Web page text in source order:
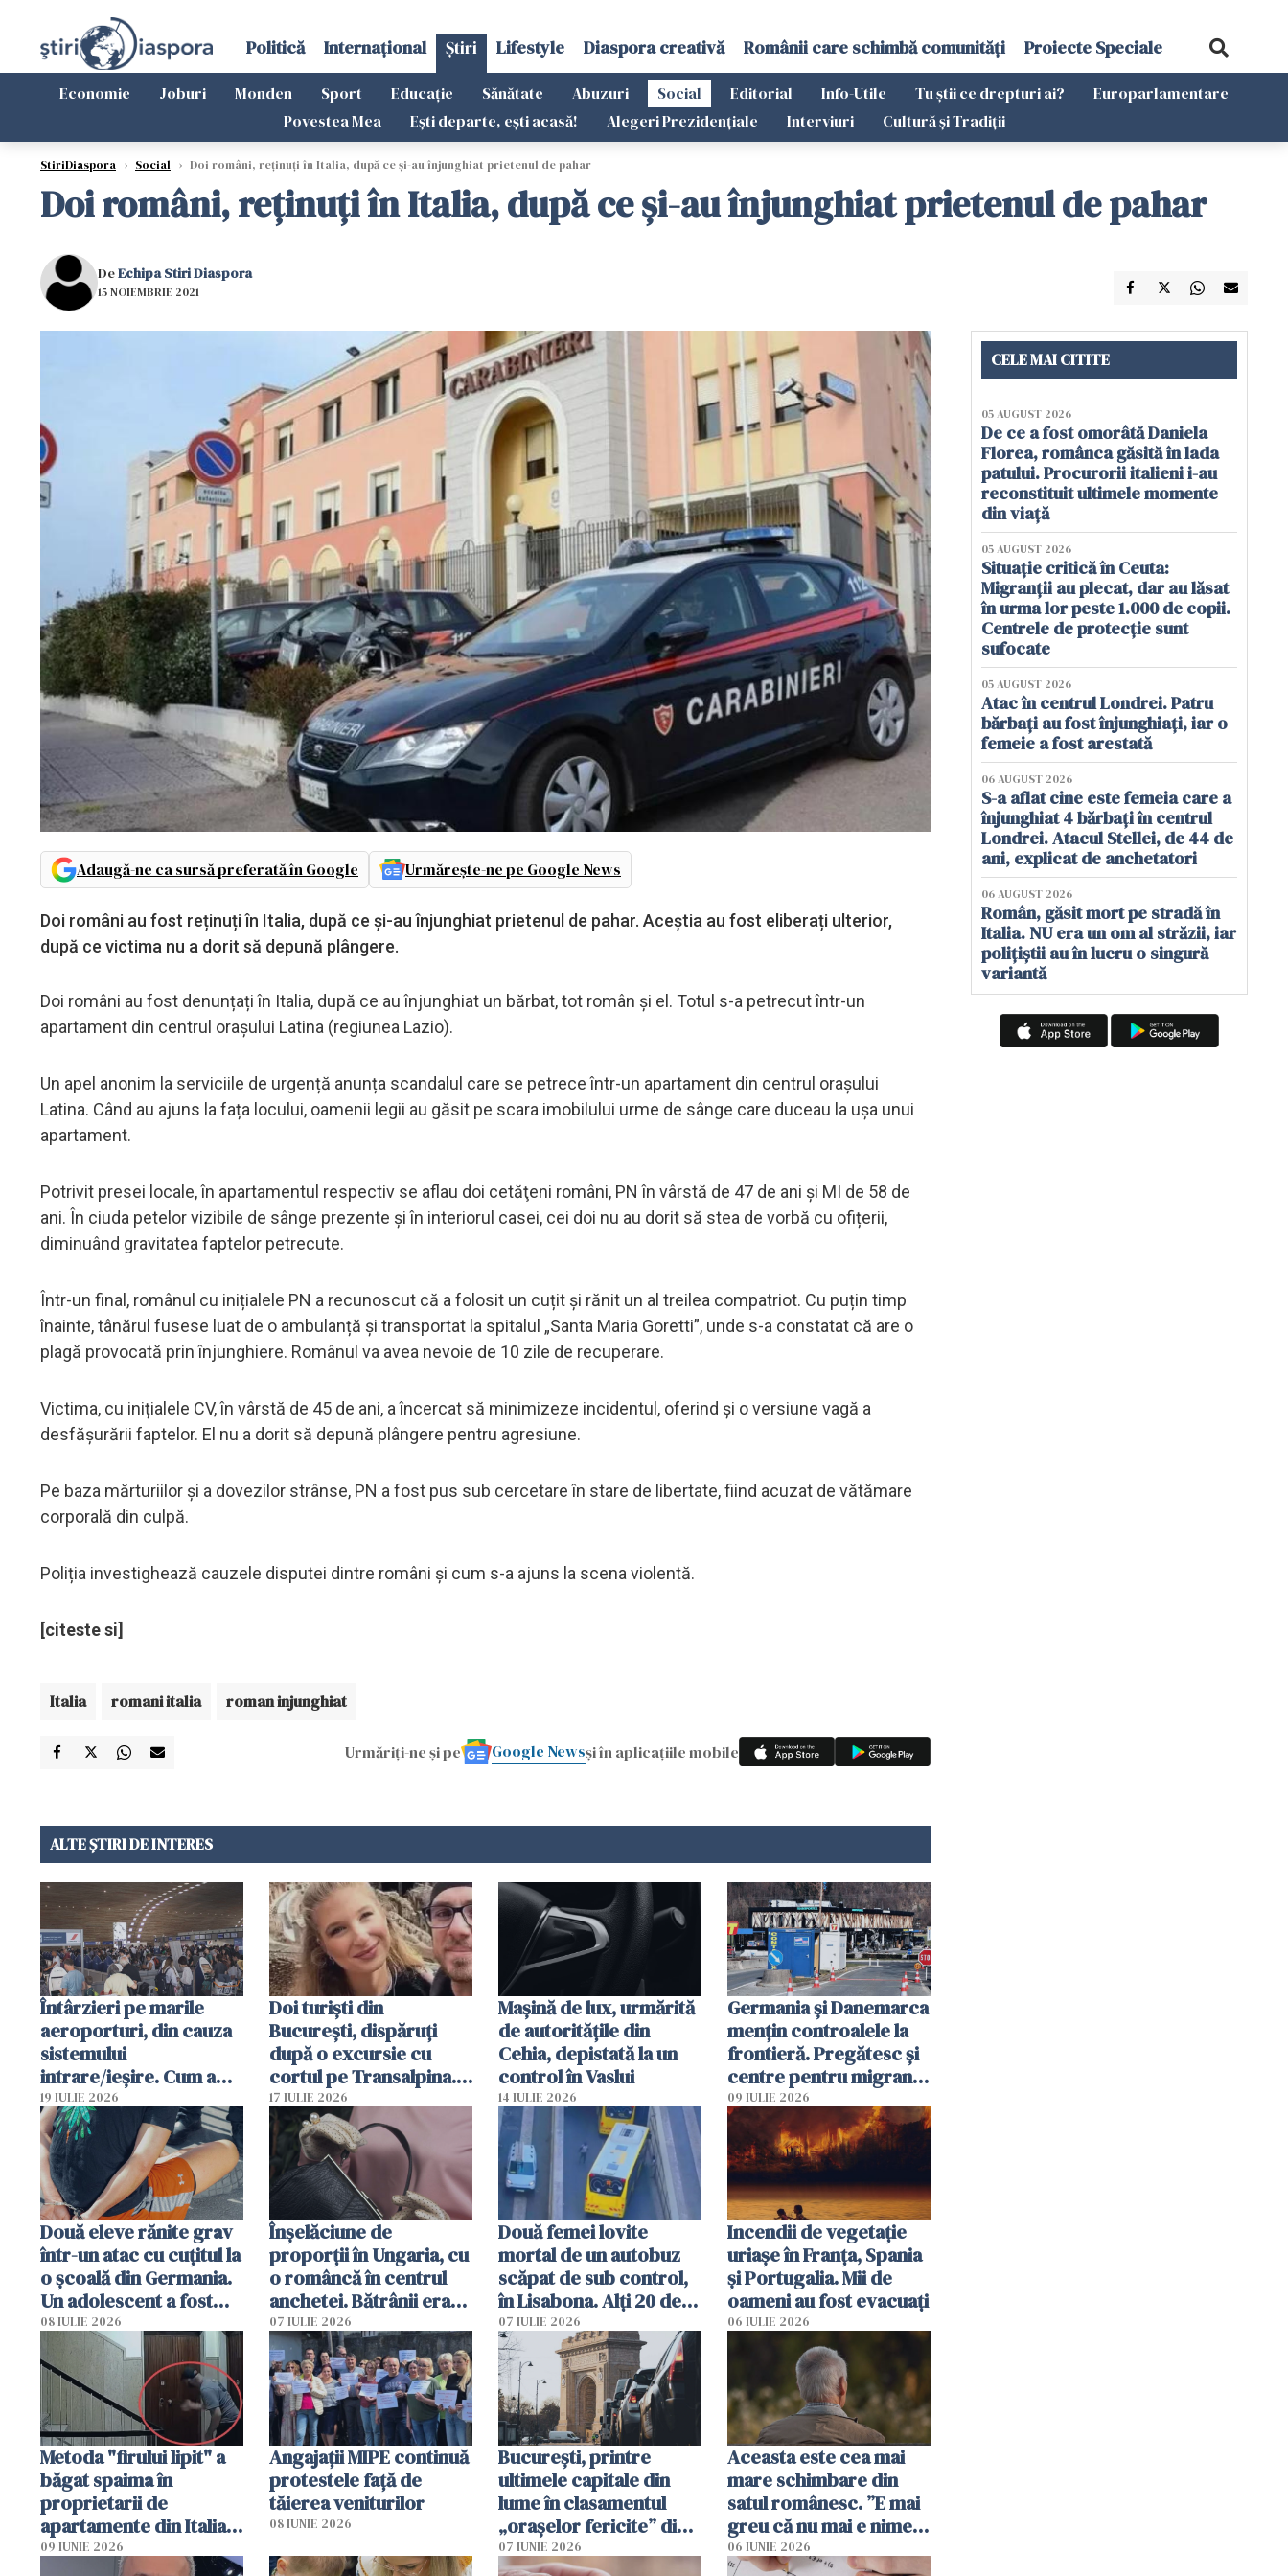
Politică Internațional Știri Lifestyle Diaspora creativă Românii care schimbă comunități Proiecte Speciale
Economie Joburi Monden Sport Educație Sănătate Abuzuri Social Editorial Info-Utile Tu știi ce drepturi ai?
Europarlamentare
Povestea Mea
Ești departe, ești acasă! Alegeri Prezidențiale Interviuri Cultură și Tradiții
StiriDiaspora › Social › Doi români, reținuți în Italia, după ce și-au înjunghiat prietenul de pahar
Doi români, reținuți în Italia, după ce și-au înjunghiat prietenul de pahar
DeEchipa Stiri Diaspora
15 NOIEMBRIE 2021
Adaugă-ne ca sursă preferată în Google Urmărește-ne pe Google News
Doi români au fost reținuți în Italia, după ce și-au înjunghiat prietenul de pahar. Aceștia au fost eliberați ulterior,
după ce victima nu a dorit să depună plângere.
Doi români au fost denunțați în Italia, după ce au înjunghiat un bărbat, tot român și el. Totul s-a petrecut într-un
apartament din centrul orașului Latina (regiunea Lazio).
Un apel anonim la serviciile de urgență anunța scandalul care se petrece într-un apartament din centrul orașului
Latina. Când au ajuns la fața locului, oamenii legii au găsit pe scara imobilului urme de sânge care duceau la ușa unui
apartament.
Potrivit presei locale, în apartamentul respectiv se aflau doi cetăţeni români, PN în vârstă de 47 de ani şi MI de 58 de
ani. În ciuda petelor vizibile de sânge prezente şi în interiorul casei, cei doi nu au dorit să stea de vorbă cu ofițerii,
diminuând gravitatea faptelor petrecute.
Într-un final, românul cu inițialele PN a recunoscut că a folosit un cuțit și rănit un al treilea compatriot. Cu puțin timp
înainte, tânărul fusese luat de o ambulanță și transportat la spitalul „Santa Maria Goretti”, unde s-a constatat că are o
plagă provocată prin înjunghiere. Românul va avea nevoie de 10 zile de recuperare.
Victima, cu inițialele CV, în vârstă de 45 de ani, a încercat să minimizeze incidentul, oferind și o versiune vagă a
desfășurării faptelor. El nu a dorit să depună plângere pentru agresiune.
Pe baza mărturiilor și a dovezilor strânse, PN a fost pus sub cercetare în stare de libertate, fiind acuzat de vătămare
corporală din culpă.
Poliția investighează cauzele disputei dintre români și cum s-a ajuns la scena violentă.
[citeste si]
Italia romani italia roman injunghiat
Urmăriți-ne și pe Google Newsși în aplicațiile mobile
ALTE ȘTIRI DE INTERES
Întârzieri pe marile
aeroporturi, din cauza
sistemului
intrare/ieșire. Cum a
ajuns o femeie să fie
arestată în Cluj-Napoca
19 IULIE 2026
Doi turiști din
București, dispăruți
după o excursie cu
cortul pe Transalpina.
Poliția și familia îi caută
17 IULIE 2026
Mașină de lux, urmărită
de autoritățile din
Cehia, depistată la un
control în Vaslui
14 IULIE 2026
Germania și Danemarca
mențin controalele la
frontieră. Pregătesc și
centre pentru migranții
respinși din UE
09 IULIE 2026
Două eleve rănite grav
într-un atac cu cuțitul la
o școală din Germania.
Un adolescent a fost
arestat
08 IULIE 2026
Înșelăciune de
proporții în Ungaria, cu
o româncă în centrul
anchetei. Bătrânii erau
puși să lase la poartă
genți cu aur și bani
07 IULIE 2026
Două femei lovite
mortal de un autobuz
scăpat de sub control,
în Lisabona. Alți 20 de
oameni sunt răniți
07 IULIE 2026
Incendii de vegetație
uriașe în Franța, Spania
și Portugalia. Mii de
oameni au fost evacuați
06 IULIE 2026
Metoda "firului lipit" a
băgat spaima în
proprietarii de
apartamente din Italia.
Poliția, sesizată
09 IUNIE 2026
Angajaţii MIPE continuă
protestele faţă de
tăierea veniturilor
08 IUNIE 2026
București, printre
ultimele capitale din
lume în clasamentul
„orașelor fericite” din
2026
07 IUNIE 2026
Aceasta este cea mai
mare schimbare din
satul românesc. ”E mai
greu că nu mai e nimeni
pe-aici, prin jur”
06 IUNIE 2026
CELE MAI CITITE
05 AUGUST 2026
De ce a fost omorâtă Daniela
Florea, românca găsită în lada
patului. Procurorii italieni i-au
reconstituit ultimele momente
din viață
05 AUGUST 2026
Situație critică în Ceuta:
Migranții au plecat, dar au lăsat
în urma lor peste 1.000 de copii.
Centrele de protecție sunt
sufocate
05 AUGUST 2026
Atac în centrul Londrei. Patru
bărbați au fost înjunghiați, iar o
femeie a fost arestată
06 AUGUST 2026
S-a aflat cine este femeia care a
înjunghiat 4 bărbați în centrul
Londrei. Atacul Stellei, de 44 de
ani, explicat de anchetatori
06 AUGUST 2026
Român, găsit mort pe stradă în
Italia. NU era un om al străzii, iar
polițiștii au în lucru o singură
variantă